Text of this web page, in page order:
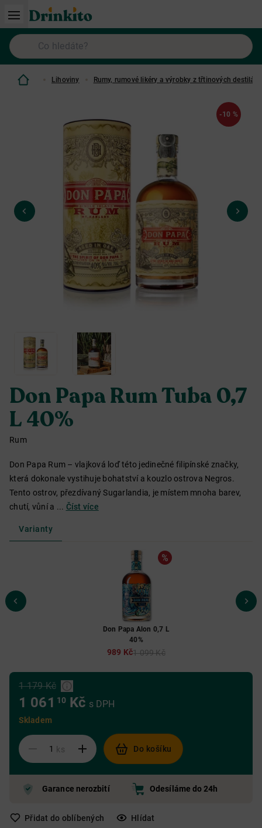
Lihoviny Rumy, rumové likéry a výrobky z třtinových destilátů
-10 %
Don Papa Rum Tuba 0,7
L 40%
Rum
Don Papa Rum – vlajková loď této jedinečné filipínské značky,
která dokonale vystihuje bohatství a kouzlo ostrova Negros.
Tento ostrov, přezdívaný Sugarlandia, je místem mnoha barev,
chutí, vůní a ... Číst více
Varianty
Don Papa Alon 0,7 L
40%
989 Kč1 099 Kč
1 179 Kč
1 061 10 Kč s DPH
Skladem
ks Do košíku
Garance nerozbití Odesíláme do 24h
Přidat do oblíbených Hlídat